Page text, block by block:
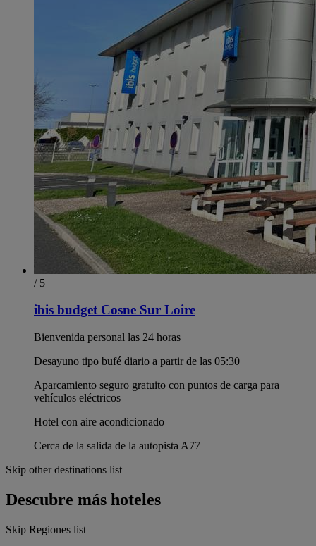
/ 5
ibis budget Cosne Sur Loire
Bienvenida personal las 24 horas
Desayuno tipo bufé diario a partir de las 05:30
Aparcamiento seguro gratuito con puntos de carga para
vehículos eléctricos
Hotel con aire acondicionado
Cerca de la salida de la autopista A77
Skip other destinations list
Descubre más hoteles
Skip Regiones list